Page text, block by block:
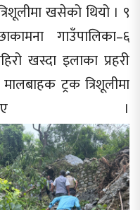
खसेको थियो । ९
गाउँपालिका–६
खस्दा इलाका प्रहरी
ट्रक त्रिशूलीमा
।